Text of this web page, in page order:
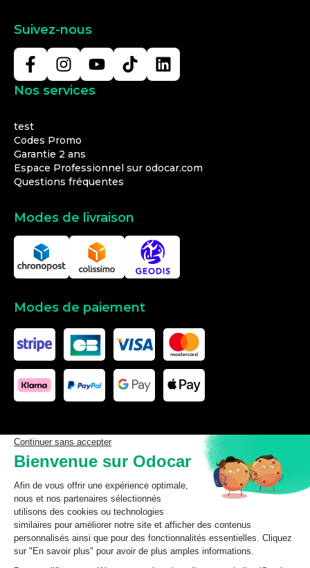
Suivez-nous
Nos services
test
Codes Promo
Garantie 2 ans
Espace Professionnel sur odocar.com
Questions fréquentes
Modes de livraison
Modes de paiement
Les données affichées ici, particulièrement la base de donnée
complète, ne doivent pas être copiées. Il est interdit d’exploiter les
données ou la base de données complète, de laisser un tiers les
exploiter, ni de les rendre accessible à un tiers, sans accord
préalable de TecDoc. Toute infraction constitue une violation des
droits d’auteur et fera l’objet de poursuites.
odocar2026©